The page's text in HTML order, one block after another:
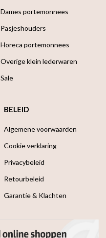
Dames portemonnees
Pasjeshouders
Horeca portemonnees
Overige klein lederwaren
Sale
BELEID
Algemene voorwaarden
Cookie verklaring
Privacybeleid
Retourbeleid
Garantie & Klachten